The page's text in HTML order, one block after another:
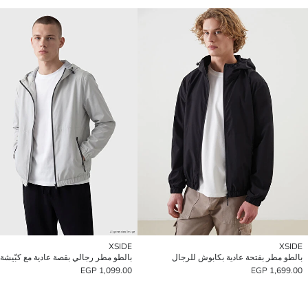
XSIDE
بالطو مطر بفتحة عادية بكابوش للرجال
1,699.00 EGP
XSIDE
بالطو مطر رجالي بقصة عادية مع كبّيشة
1,099.00 EGP